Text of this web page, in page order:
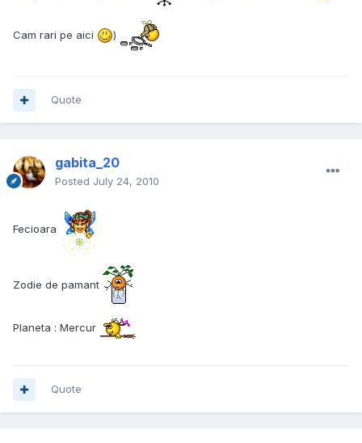
Cam rari pe aici )
Quote
gabita_20
Posted July 24, 2010
Fecioara
Zodie de pamant
Planeta : Mercur
Quote